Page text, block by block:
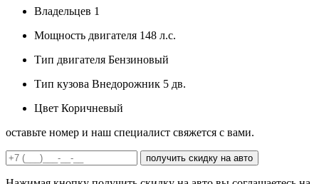
Владельцев 1
Мощность двигателя 148 л.с.
Тип двигателя Бензиновый
Тип кузова Внедорожник 5 дв.
Цвет Коричневый
оставьте номер и наш специалист свяжется с вами.
получить скидку на авто